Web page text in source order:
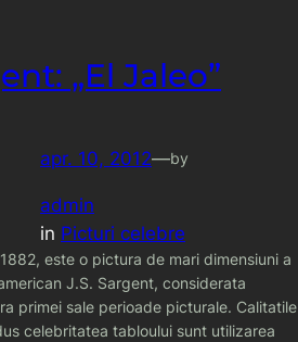
„El Jaleo”
apr. 10, 2012—by
admin
in Picturi celebre
1882, este o pictura de mari dimensiuni a
J.S. Sargent, considerata
primei sale perioade picturale. Calitatile
celebritatea tabloului sunt utilizarea